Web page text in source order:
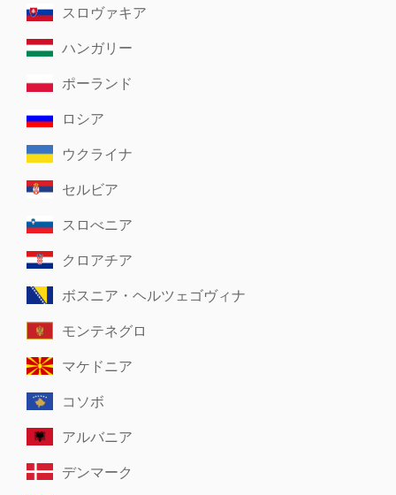
スロヴァキア
ハンガリー
ポーランド
ロシア
ウクライナ
セルビア
スロべニア
クロアチア
ボスニア・ヘルツェゴヴィナ
モンテネグロ
マケドニア
コソボ
アルバニア
デンマーク